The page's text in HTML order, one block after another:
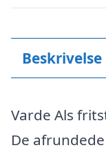
Beskrivelse
Varde Als
De